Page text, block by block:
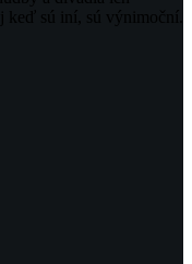
sú iní, sú výnimoční.